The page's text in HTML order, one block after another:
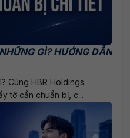
GÌ? HƯỚNG DẪN
Cùng HBR Holdings
tờ cần chuẩn bị, c...